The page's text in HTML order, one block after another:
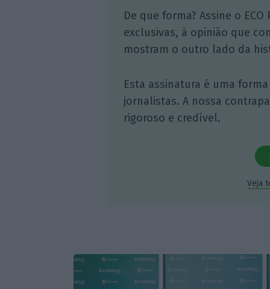
De que forma? Assine o
exclusivas, à opinião que
mostram o outro lado da
Esta assinatura é uma
jornalistas. A nossa
rigoroso e credível.
Veja